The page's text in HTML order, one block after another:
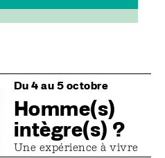
Du 4 au 5 octobre
Homme(s)
intègre(s) ?
Une expérience à vivre